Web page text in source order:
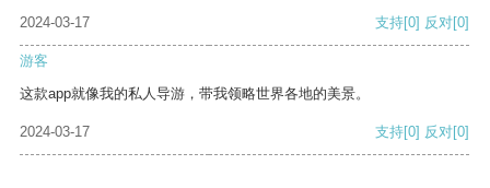
2024-03-17
支持[0] 反对[0]
游客
这款app就像我的私人导游，带我领略世界各地的美景。
2024-03-17 支持[0] 反对[0]